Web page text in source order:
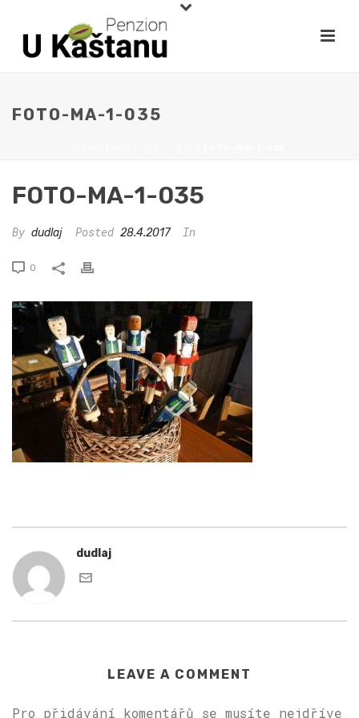
FOTO-MA-1-035
FOTO-MA-1-035
By dudlaj Posted 28.4.2017 In
0
dudlaj
LEAVE A COMMENT
Pro přidávání komentářů se musíte nejdříve